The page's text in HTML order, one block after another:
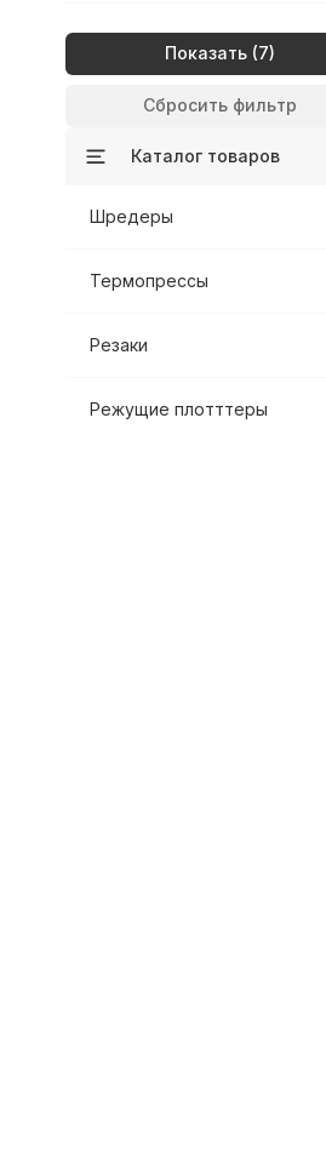
Показать
Сбросить фильтр
Каталог товаров
Шредеры
Термопрессы
Резаки
Режущие плотттеры